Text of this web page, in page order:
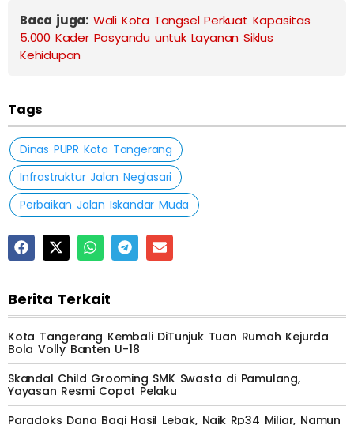
Baca juga: Wali Kota Tangsel Perkuat Kapasitas
5.000 Kader Posyandu untuk Layanan Siklus
Kehidupan
Tags
Dinas PUPR Kota Tangerang
Infrastruktur Jalan Neglasari
Perbaikan Jalan Iskandar Muda
Berita Terkait
Kota Tangerang Kembali DiTunjuk Tuan Rumah Kejurda
Bola Volly Banten U-18
Skandal Child Grooming SMK Swasta di Pamulang,
Yayasan Resmi Copot Pelaku
Paradoks Dana Bagi Hasil Lebak, Naik Rp34 Miliar, Namun